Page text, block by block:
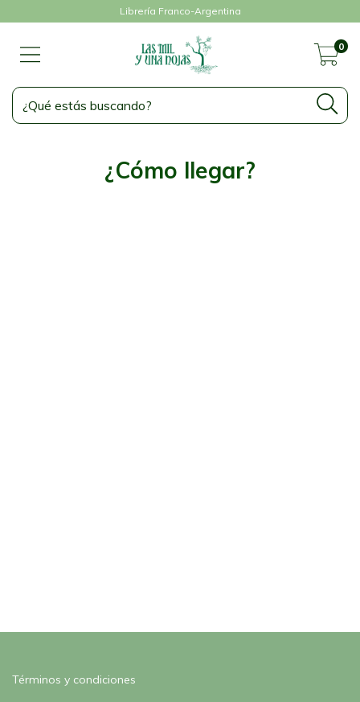
Librería Franco-Argentina
0
¿Cómo llegar?
Términos y condiciones